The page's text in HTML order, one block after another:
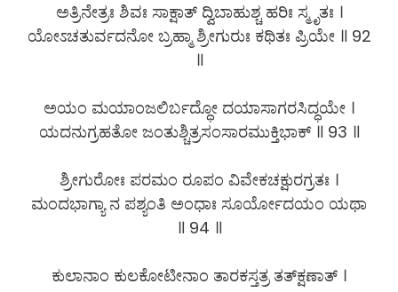
ಅತ್ರಿನೇತ್ರಃ ಶಿವಃ ಸಾಕ್ಷಾತ್ ದ್ವಿಬಾಹುಶ್ಚ ಹರಿಃ ಸ್ಮೃತಃ ।
ಯೋಽಚತುರ್ವದನೋ ಬ್ರಹ್ಮಾ ಶ್ರೀಗುರುಃ ಕಥಿತಃ ಪ್ರಿಯೇ ॥ 92
॥
ಅಯಂ ಮಯಾಂಜಲಿರ್ಬದ್ಧೋ ದಯಾಸಾಗರಸಿದ್ಧಯೇ ।
ಯದನುಗ್ರಹತೋ ಜಂತುಶ್ಚಿತ್ರಸಂಸಾರಮುಕ್ತಿಭಾಕ್ ॥ 93 ॥
ಶ್ರೀಗುರೋಃ ಪರಮಂ ರೂಪಂ ವಿವೇಕಚಕ್ಷುರಗ್ರತಃ ।
ಮಂದಭಾಗ್ಯಾ ನ ಪಶ್ಯಂತಿ ಅಂಧಾಃ ಸೂರ್ಯೋದಯಂ ಯಥಾ
॥ 94 ॥
ಕುಲಾನಾಂ ಕುಲಕೋಟೀನಾಂ ತಾರಕಸ್ತತ್ರ ತತ್​ಕ್ಷಣಾತ್ ।